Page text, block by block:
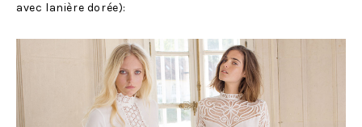
avec lanière dorée):